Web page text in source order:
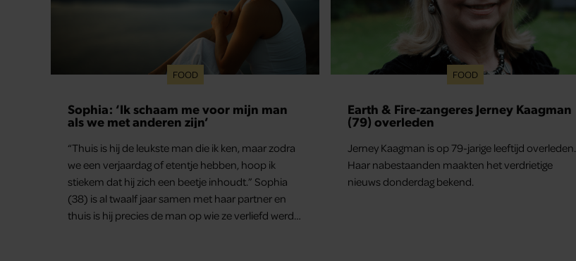
FOOD
Sophia: ‘Ik schaam me voor mijn man
als we met anderen zijn’
“Thuis is hij de leukste man die ik ken, maar zodra
we een verjaardag of etentje hebben, hoop ik
stiekem dat hij zich een beetje inhoudt.” Sophia
(38) is al twaalf jaar samen met haar partner en
thuis is hij precies de man op wie ze verliefd werd:
FOOD
Earth & Fire-zangeres Jerney Kaagman
(79) overleden
Jerney Kaagman is op 79-jarige leeftijd overleden.
Haar nabestaanden maakten het verdrietige
nieuws donderdag bekend.